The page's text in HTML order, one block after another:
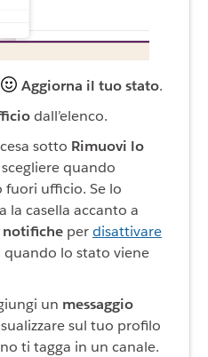
Aggiorna il tuo stato.
dall’elenco.
sotto Rimuovi lo
quando
ufficio. Se lo
la casella accanto a
notifiche perdisattivare
quando lo stato viene
un messaggio
sul tuo profilo
ti tagga in un canale.